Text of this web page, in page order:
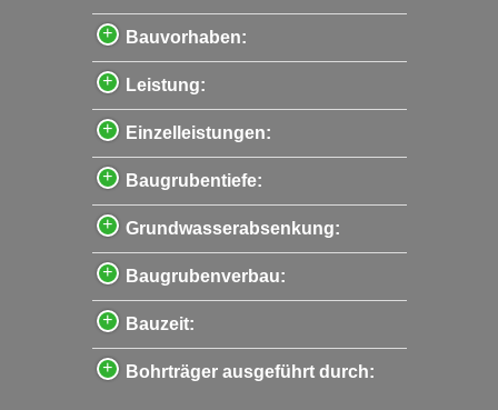
Bauvorhaben:
Leistung:
Einzelleistungen:
Baugrubentiefe:
Grundwasserabsenkung:
Baugrubenverbau:
Bauzeit:
Bohrträger ausgeführt durch: